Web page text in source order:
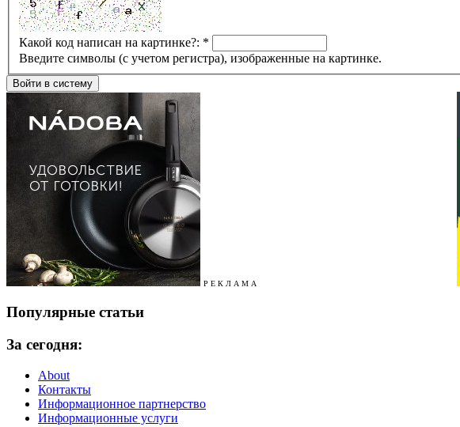
Какой код написан на картинке?: *
Введите символы (с учетом регистра), изображенные на картинке.
Р Е К Л А М А
Популярные статьи
За сегодня:
About
Контакты
Информационное партнерство
Информационные услуги